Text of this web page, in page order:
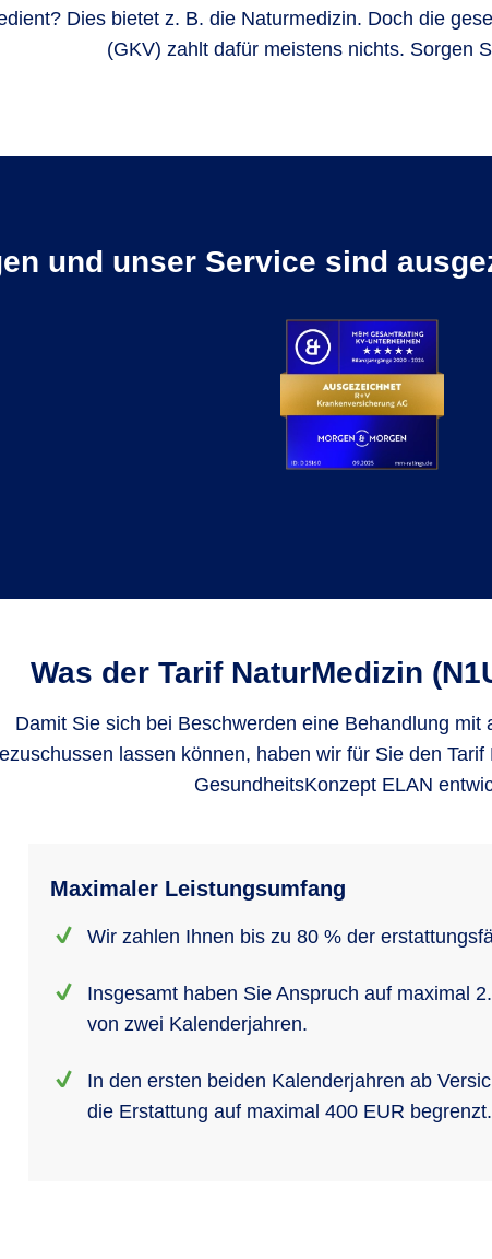
Dies bietet z. B. die Naturmedizin. Doch die
(GKV) zahlt dafür meistens nichts. Sorgen
und unser Service sind
Was der Tarif NaturMedizin
Damit Sie sich bei Beschwerden eine Behandlung mit
lassen können, haben wir für Sie den
GesundheitsKonzept ELAN
Maximaler Leistungsumfang
Wir zahlen Ihnen bis zu 80 % der
Insgesamt haben Sie Anspruch auf maximal
von zwei Kalenderjahren.
In den ersten beiden Kalenderjahren ab
die Erstattung auf maximal 400 EUR begrenzt.